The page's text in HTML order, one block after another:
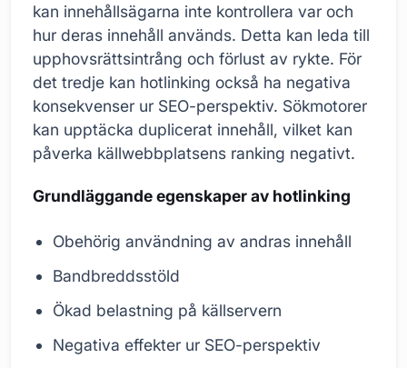
kan innehållsägarna inte kontrollera var och
hur deras innehåll används. Detta kan leda till
upphovsrättsintrång och förlust av rykte. För
det tredje kan hotlinking också ha negativa
konsekvenser ur SEO-perspektiv. Sökmotorer
kan upptäcka duplicerat innehåll, vilket kan
påverka källwebbplatsens ranking negativt.
Grundläggande egenskaper av hotlinking
Obehörig användning av andras innehåll
Bandbreddsstöld
Ökad belastning på källservern
Negativa effekter ur SEO-perspektiv